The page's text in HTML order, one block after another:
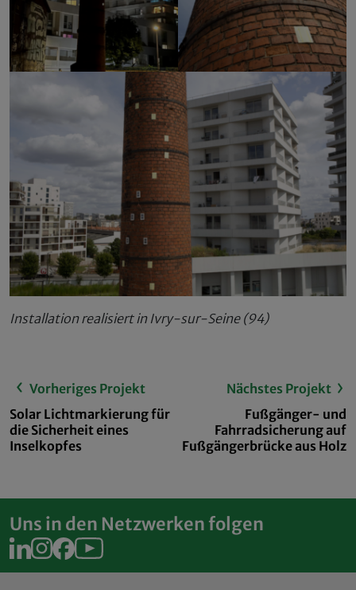
Installation realisiert in Ivry-sur-Seine (94)
Vorheriges Projekt
Solar Lichtmarkierung für
die Sicherheit eines
Inselkopfes
Nächstes Projekt
Fußgänger- und
Fahrradsicherung auf
Fußgängerbrücke aus Holz
Uns in den Netzwerken folgen